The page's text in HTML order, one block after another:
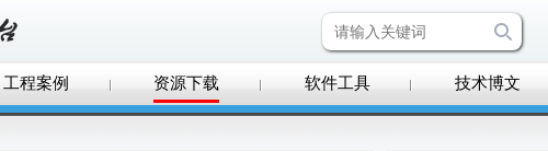
工程案例 资源下载 软件工具 技术博文